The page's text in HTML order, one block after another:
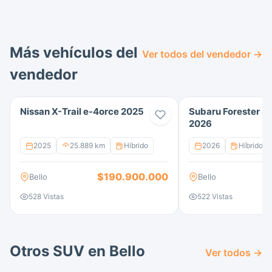
Más vehículos del
vendedor
Ver todos del vendedor →
Nissan X-Trail e-4orce 2025
2025 25.889 km Híbrido
Bello $190.900.000
528 Vistas
Subaru Forester
2026
2026 Híbrido
Bello
522 Vistas
Otros SUV en Bello Ver todos →